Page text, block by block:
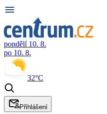
pondělí 10. 8.
po 10. 8.
32°C
Přihlášení